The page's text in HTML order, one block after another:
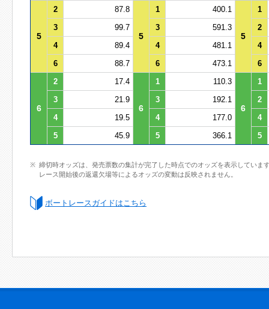
5
2 87.8
5
1 400.1
5
1
3
99.7 3 591.3
2
4
89.4 4 481.1
4
6
88.7 6 473.1 6
6
2 17.4
6
1 110.3
6
1
3
21.9 3 192.1
2
4
19.5 4 177.0
4
5
45.9 5 366.1 5
締切時オッズは、発売票数の集計が完了した時点でのオッズを表示していま
レース開始後の返還欠場等によるオッズの変動は反映されません。
ボートレースガイドはこちら